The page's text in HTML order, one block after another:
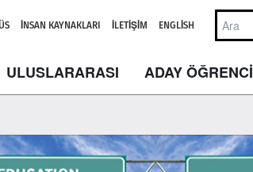
İNSAN KAYNAKLARI İLETIŞIM ENGLISH
ULUSLARARASI ADAY ÖĞRENCİ